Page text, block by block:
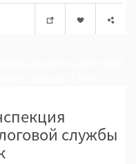
службы